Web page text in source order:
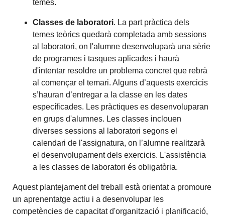
temes.
Classes de laboratori. La part pràctica dels
temes teòrics quedarà completada amb sessions
al laboratori, on l'alumne desenvoluparà una sèrie
de programes i tasques aplicades i haurà
d'intentar resoldre un problema concret que rebrà
al començar el temari. Alguns d’aquests exercicis
s’hauran d’entregar a la classe en les dates
específicades. Les pràctiques es desenvoluparan
en grups d'alumnes. Les classes inclouen
diverses sessions al laboratori segons el
calendari de l'assignatura, on l’alumne realitzarà
el desenvolupament dels exercicis. L'assistència
a les classes de laboratori és obligatòria.
Aquest plantejament del treball està orientat a promoure
un aprenentatge actiu i a desenvolupar les
competències de capacitat d'organització i planificació,